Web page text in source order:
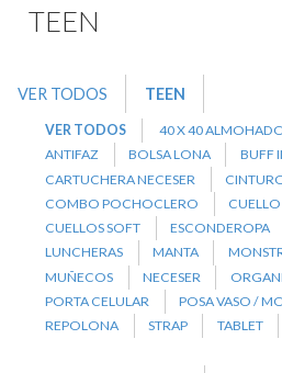
TEEN
VER TODOS TEEN
VER TODOS 40 X 40
ANTIFAZ
BOLSA LONA BUFF
CARTUCHERA NECESER
COMBO POCHOCLERO
CUELLO
CUELLOS SOFT
ESCONDEROPA
LUNCHERAS
MANTA
MUÑECOS
NECESER
PORTA CELULAR
POSA VASO /
REPOLONA
STRAP TABLET